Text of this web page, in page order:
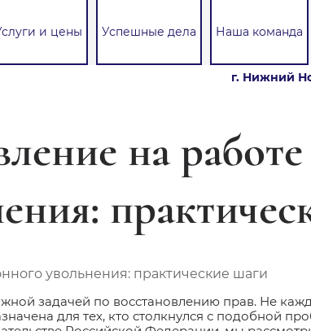
и цены Успешные дела Наша команда
г. Нижний
на
задачей по восстановлению прав. Не
для тех, кто столкнулся с подобной